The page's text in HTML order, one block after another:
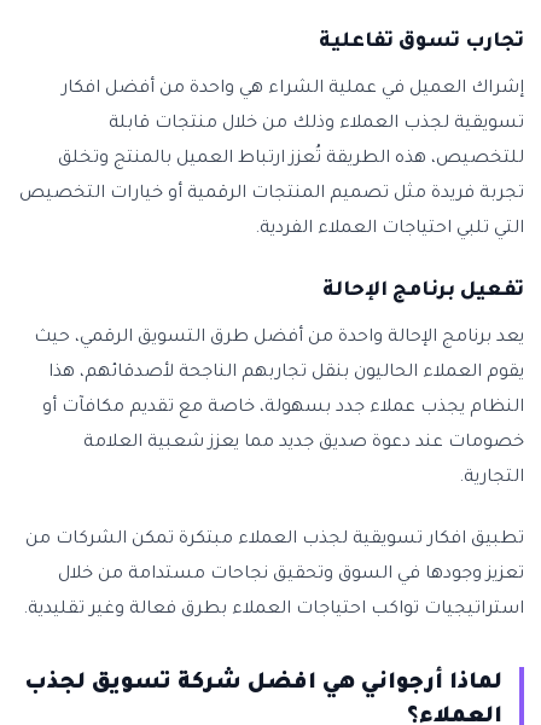
تجارب تسوق تفاعلية
إشراك العميل في عملية الشراء هي واحدة من أفضل افكار
تسويقية لجذب العملاء وذلك من خلال منتجات قابلة
للتخصيص، هذه الطريقة تُعزز ارتباط العميل بالمنتج وتخلق
تجربة فريدة مثل تصميم المنتجات الرقمية أو خيارات التخصيص
التي تلبي احتياجات العملاء الفردية.
تفعيل برنامج الإحالة
يعد برنامج الإحالة واحدة من أفضل طرق التسويق الرقمي، حيث
يقوم العملاء الحاليون بنقل تجاربهم الناجحة لأصدقائهم، هذا
النظام يجذب عملاء جدد بسهولة، خاصة مع تقديم مكافآت أو
خصومات عند دعوة صديق جديد مما يعزز شعبية العلامة
التجارية.
تطبيق افكار تسويقية لجذب العملاء مبتكرة تمكن الشركات من
تعزيز وجودها في السوق وتحقيق نجاحات مستدامة من خلال
استراتيجيات تواكب احتياجات العملاء بطرق فعالة وغير تقليدية.
لماذا أرجواني هي افضل شركة تسويق لجذب
العملاء؟